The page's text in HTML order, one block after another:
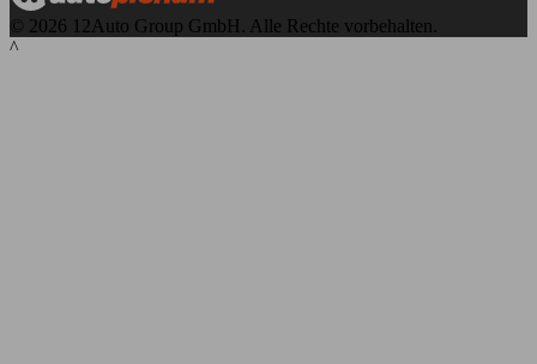
© 2026 12Auto Group GmbH. Alle Rechte vorbehalten.
^